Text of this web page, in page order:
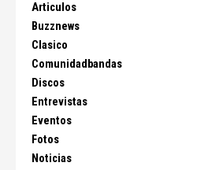
Articulos
Buzznews
Clasico
Comunidadbandas
Discos
Entrevistas
Eventos
Fotos
Noticias